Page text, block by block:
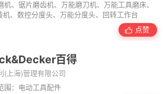
机、锯片磨齿机、万能磨刀机、万能工具磨床、
、数控分度头、万能分度头、回转工作台
点赞
百得
(上海)管理有限公司
围：电动工具配件